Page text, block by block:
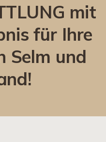
mit
für Ihre
Selm und